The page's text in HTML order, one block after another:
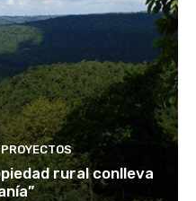
rural conlleva